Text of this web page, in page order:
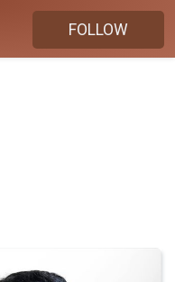
FOLLOW